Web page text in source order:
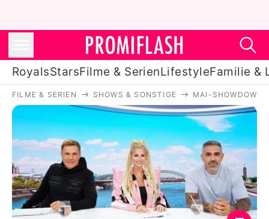
RoyalsStarsFilme & SerienLifestyleFamilie &
Royals
Stars
Filme & Serien
Lifestyle
Familie & Liebe
FILME & SERIEN SHOWS & SONSTIGE MAI-SHOWDOWN: